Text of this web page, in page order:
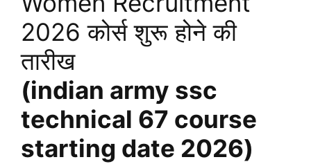
2026 कोर्स शुरू होने की
तारीख
(indian army ssc
technical 67 course
starting date 2026)